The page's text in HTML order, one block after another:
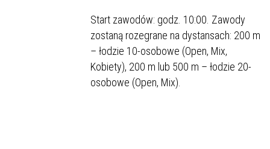
Start zawodów: godz. 10:00. Zawody
zostaną rozegrane na dystansach: 200 m
– łodzie 10-osobowe (Open, Mix,
Kobiety), 200 m lub 500 m – łodzie 20-
osobowe (Open, Mix).